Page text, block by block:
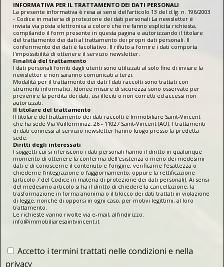
INFORMATIVA PER IL TRATTAMENTO DEI DATI PERSONALI
La presente informativa è resa ai sensi dell'articolo 13 del d.lg. n. 196/2003
- Codice in materia di protezione dei dati personali La newsletter è
inviata via posta elettronica a coloro che ne fanno esplicita richiesta,
compilando il form presente in questa pagina e autorizzando il titolare
del trattamento dei dati al trattamento dei propri dati personali. Il
conferimento dei dati è facoltativo. Il rifiuto a fornire i dati comporta
l'impossibilità di ottenere il servizio newsletter.
Finalità del trattamento
I dati personali forniti dagli utenti sono utilizzati al solo fine di inviare la
newsletter e non saranno comunicati a terzi.
Modalità per il trattamento dei dati I dati raccolti sono trattati con
strumenti informatici. Idonee misure di sicurezza sono osservate per
prevenire la perdita dei dati, usi illeciti o non corretti ed accessi non
autorizzati.
Il titolare del trattamento
Il titolare del trattamento dei dati raccolti è Immobiliare Saint-Vincent
che ha sede Via Vuillerminaz, 26 - 11027 Saint-Vincent (AO). I trattamenti
di dati connessi al servizio newsletter hanno luogo presso la predetta
sede.
Diritti degli interessati
I soggetti cui si riferiscono i dati personali hanno il diritto in qualunque
momento di ottenere la conferma dell'esistenza o meno dei medesimi
dati e di conoscerne il contenuto e l'origine, verificarne l'esattezza o
chiederne l'integrazione o l'aggiornamento, oppure la rettificazione
(articolo 7 del Codice in materia di protezione dei dati personali). Ai sensi
del medesimo articolo si ha il diritto di chiedere la cancellazione, la
trasformazione in forma anonima o il blocco dei dati trattati in violazione
di legge, nonché di opporsi in ogni caso, per motivi legittimi, al loro
trattamento.
Le richieste vanno rivolte via e-mail, all'indirizzo:
info@immobiliaresaintvincent.it
Accetto i termini trattati nelle condizioni e nella
privacy